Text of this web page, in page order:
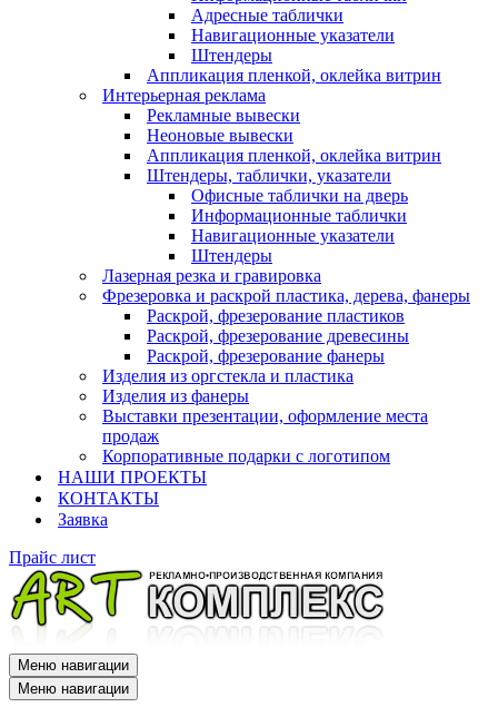
Адресные таблички
Навигационные указатели
Штендеры
Аппликация пленкой, оклейка витрин
Интерьерная реклама
Рекламные вывески
Неоновые вывески
Аппликация пленкой, оклейка витрин
Штендеры, таблички, указатели
Офисные таблички на дверь
Информационные таблички
Навигационные указатели
Штендеры
Лазерная резка и гравировка
Фрезеровка и раскрой пластика, дерева, фанеры
Раскрой, фрезерование пластиков
Раскрой, фрезерование древесины
Раскрой, фрезерование фанеры
Изделия из оргстекла и пластика
Изделия из фанеры
Выставки презентации, оформление места
продаж
Корпоративные подарки с логотипом
НАШИ ПРОЕКТЫ
КОНТАКТЫ
Заявка
Прайс лист
Меню навигации
Меню навигации